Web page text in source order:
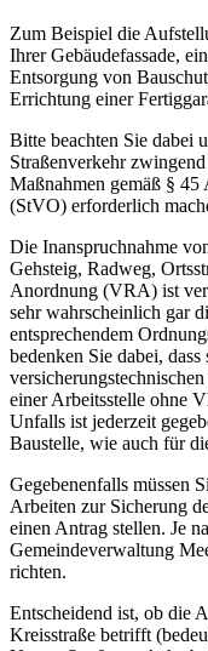
Zum Beispiel die
Ihrer Gebäudefassade,
Entsorgung von
Errichtung einer
Bitte beachten Sie dabei
Straßenverkehr
Maßnahmen gemäß § 45
(StVO) erforderlich
Die Inanspruchnahme
Gehsteig, Radweg,
Anordnung (VRA) ist
sehr wahrscheinlich gar
entsprechendem
bedenken Sie dabei, dass
einer Arbeitsstelle ohne
Unfalls ist jederzeit
Baustelle, wie auch für
Gegebenenfalls müssen
Arbeiten zur Sicherung
einen Antrag stellen. Je
Gemeindeverwaltung
richten.
Entscheidend ist, ob die
Kreisstraße betrifft